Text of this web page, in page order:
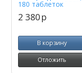
180 таблеток
2 380p
В корзину
Отложить